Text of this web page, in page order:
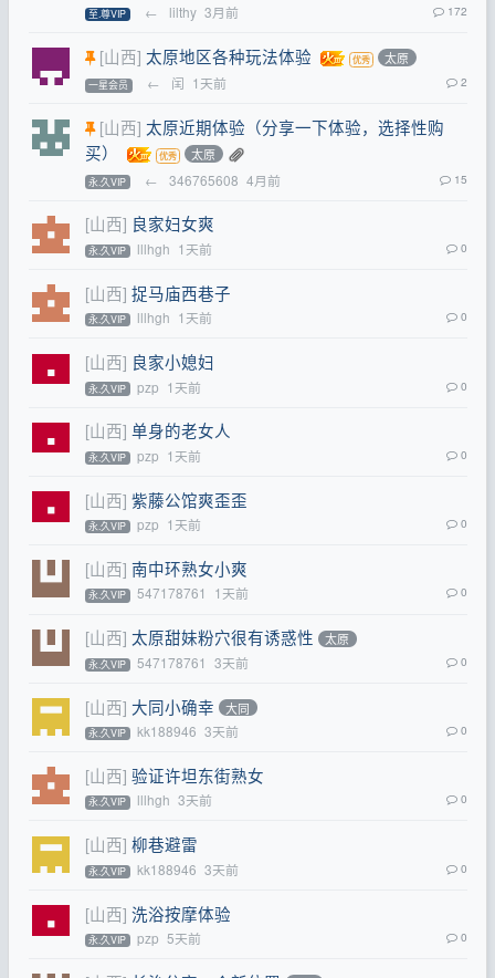
至.尊VIP ← lilthy 3月前 172
[山西] 太原地区各种玩法体验 太原
一星会员 ← 闰 1天前 2
[山西] 太原近期体验（分享一下体验，选择性购
买）
太原
永.久VIP ← 346765608 4月前 15
[山西] 良家妇女爽
永.久VIP lllhgh 1天前 0
[山西] 捉马庙西巷子
永.久VIP lllhgh 1天前 0
[山西] 良家小媳妇
永.久VIP pzp 1天前 0
[山西] 单身的老女人
永.久VIP pzp 1天前 0
[山西] 紫藤公馆爽歪歪
永.久VIP pzp 1天前 0
[山西] 南中环熟女小爽
永.久VIP 547178761 1天前 0
[山西] 太原甜妹粉穴很有诱惑性 太原
永.久VIP 547178761 3天前 0
[山西] 大同小确幸 大同
永.久VIP kk188946 3天前 0
[山西] 验证许坦东街熟女
永.久VIP lllhgh 3天前 0
[山西] 柳巷避雷
永.久VIP kk188946 3天前 0
[山西] 洗浴按摩体验
永.久VIP pzp 5天前 0